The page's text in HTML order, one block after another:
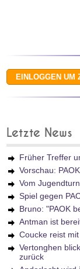
Letzte News
Früher Treffer
Vorschau:
Vom
Spiel gegen
Bruno: "PAOK
Antman ist
Coucke reist
Vertonghen
zurück